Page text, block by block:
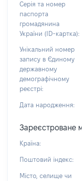
Серія та номер
паспорта
громадянина
України (ID-картка):
Унікальний номер
запису в Єдиному
державному
демографічному
реєстрі:
Дата народження:
Зареєстроване
Країна:
Поштовий індекс:
Місто, селище чи